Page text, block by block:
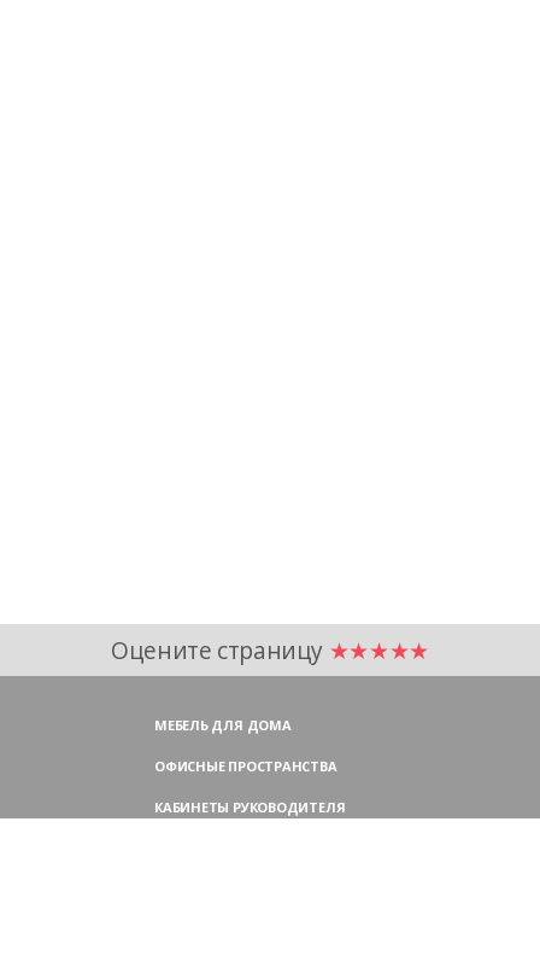
Оцените страницу ★★★★★
МЕБЕЛЬ ДЛЯ ДОМА
ОФИСНЫЕ ПРОСТРАНСТВА
КАБИНЕТЫ РУКОВОДИТЕЛЯ